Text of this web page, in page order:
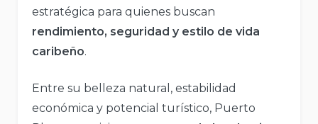
estratégica para quienes buscan
rendimiento, seguridad y estilo de vida
caribeño.
Entre su belleza natural, estabilidad
económica y potencial turístico, Puerto